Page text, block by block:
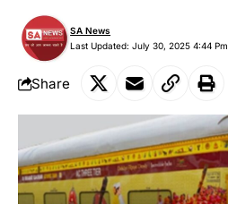
Last Updated: July 30, 2025 4:44 Pm
SA News
Share